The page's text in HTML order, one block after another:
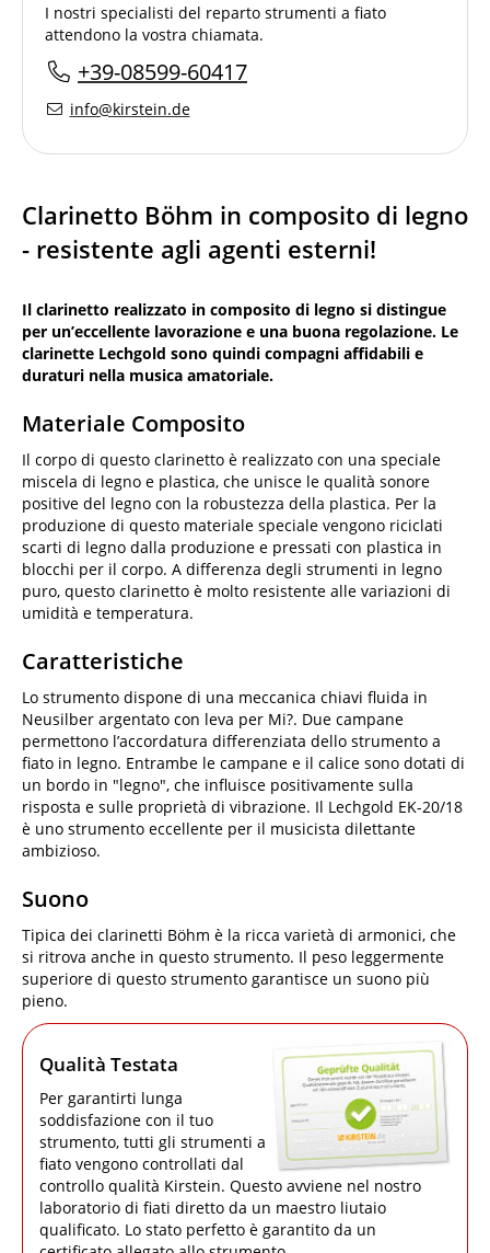
I nostri specialisti del reparto strumenti a fiato
attendono la vostra chiamata.
+39-08599-60417
info@kirstein.de
Clarinetto Böhm in composito di legno
- resistente agli agenti esterni!
Il clarinetto realizzato in composito di legno si distingue
per un’eccellente lavorazione e una buona regolazione. Le
clarinette Lechgold sono quindi compagni affidabili e
duraturi nella musica amatoriale.
Materiale Composito
Il corpo di questo clarinetto è realizzato con una speciale
miscela di legno e plastica, che unisce le qualità sonore
positive del legno con la robustezza della plastica. Per la
produzione di questo materiale speciale vengono riciclati
scarti di legno dalla produzione e pressati con plastica in
blocchi per il corpo. A differenza degli strumenti in legno
puro, questo clarinetto è molto resistente alle variazioni di
umidità e temperatura.
Caratteristiche
Lo strumento dispone di una meccanica chiavi fluida in
Neusilber argentato con leva per Mi?. Due campane
permettono l’accordatura differenziata dello strumento a
fiato in legno. Entrambe le campane e il calice sono dotati di
un bordo in "legno", che influisce positivamente sulla
risposta e sulle proprietà di vibrazione. Il Lechgold EK-20/18
è uno strumento eccellente per il musicista dilettante
ambizioso.
Suono
Tipica dei clarinetti Böhm è la ricca varietà di armonici, che
si ritrova anche in questo strumento. Il peso leggermente
superiore di questo strumento garantisce un suono più
pieno.
Qualità Testata
Per garantirti lunga
soddisfazione con il tuo
strumento, tutti gli strumenti a
fiato vengono controllati dal
controllo qualità Kirstein. Questo avviene nel nostro
laboratorio di fiati diretto da un maestro liutaio
qualificato. Lo stato perfetto è garantito da un